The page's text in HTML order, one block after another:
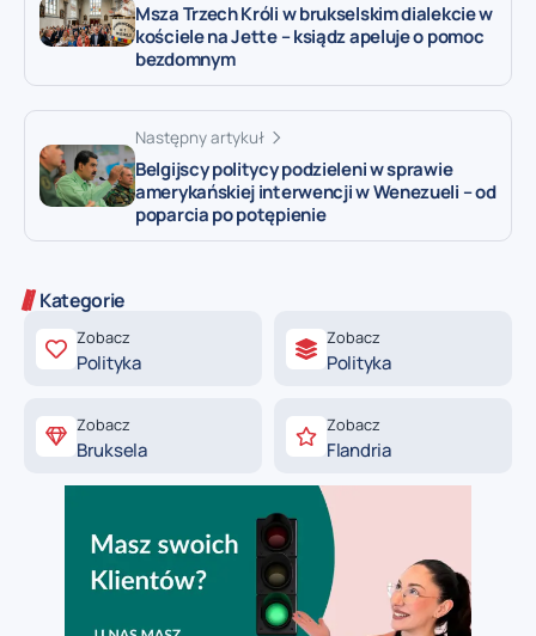
Msza Trzech Króli w brukselskim dialekcie w
kościele na Jette – ksiądz apeluje o pomoc
bezdomnym
Następny artykuł
Belgijscy politycy podzieleni w sprawie
amerykańskiej interwencji w Wenezueli – od
poparcia po potępienie
Kategorie
Zobacz
Polityka
Zobacz
Polityka
Zobacz
Bruksela
Zobacz
Flandria